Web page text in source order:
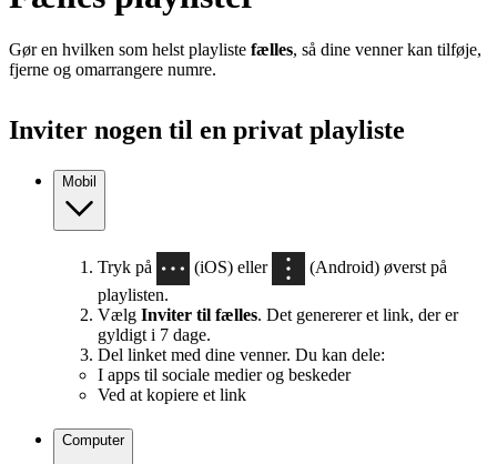
Gør en hvilken som helst playliste fælles, så dine venner kan tilføje,
fjerne og omarrangere numre.
Inviter nogen til en privat playliste
Mobil
Tryk på (iOS) eller
(Android) øverst på
playlisten.
Vælg Inviter til fælles. Det genererer et link, der er
gyldigt i 7 dage.
Del linket med dine venner. Du kan dele:
I apps til sociale medier og beskeder
Ved at kopiere et link
Computer